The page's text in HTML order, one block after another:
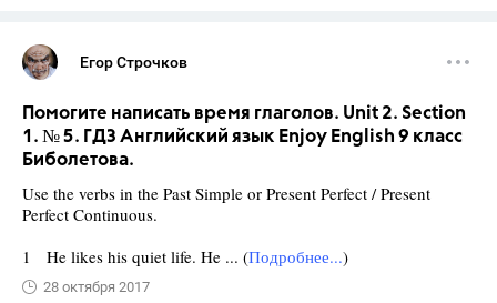
Егор Строчков
Помогите написать время глаголов. Unit 2. Section
1. № 5. ГДЗ Английский язык Enjoy English 9 класс
Биболетова.
Use the verbs in the Past Simple or Present Perfect / Present
Perfect Continuous.
1 He likes his quiet life. He ... (Подробнее...)
28 октября 2017